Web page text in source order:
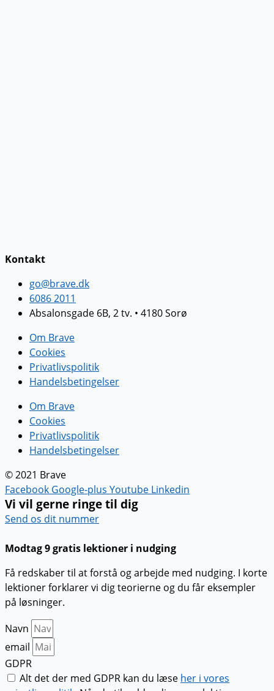
Kontakt
go@brave.dk
6086 2011
Absalonsgade 6B, 2 tv. • 4180 Sorø
Om Brave
Cookies
Privatlivspolitik
Handelsbetingelser
Om Brave
Cookies
Privatlivspolitik
Handelsbetingelser
© 2021 Brave
Facebook Google-plus Youtube Linkedin
Vi vil gerne ringe til dig
Send os dit nummer
Modtag 9 gratis lektioner i nudging
Få redskaber til at forstå og arbejde med nudging. I korte
lektioner forklarer vi dig teorierne og du får eksempler
på løsninger.
Navn
email
GDPR
Alt det der med GDPR kan du læse her i vores